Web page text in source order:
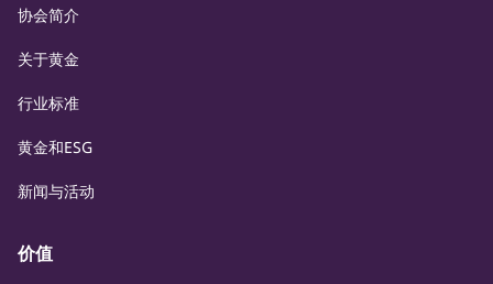
协会简介
关于黄金
行业标准
黄金和ESG
新闻与活动
价值